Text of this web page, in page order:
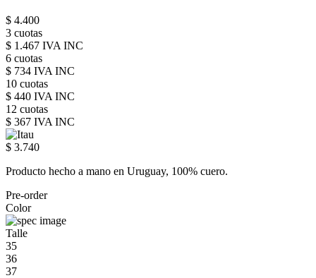
$ 4.400
3 cuotas
$ 1.467 IVA INC
6 cuotas
$ 734 IVA INC
10 cuotas
$ 440 IVA INC
12 cuotas
$ 367 IVA INC
$ 3.740
Producto hecho a mano en Uruguay, 100% cuero.
Pre-order
Color
Talle
35
36
37